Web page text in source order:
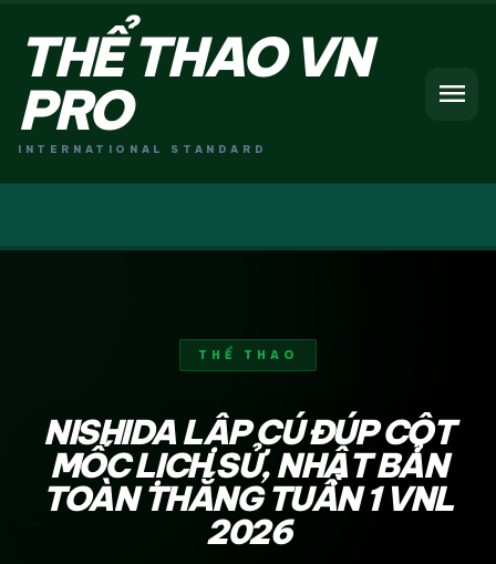
THỂ THAO VN
PRO
INTERNATIONAL STANDARD
menu
THỂ THAO
NISHIDA LẬP CÚ ĐÚP CỘT
MỐC LỊCH SỬ, NHẬT BẢN
TOÀN THẮNG TUẦN 1 VNL
2026